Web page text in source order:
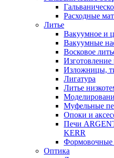
Расходные
Литье
Вакуумное и
Вакуумные
Восковое
Изложницы,
Лигатура
Литье
Муфельные
Опоки и
Печи
KERR
Формовочные
Оптика